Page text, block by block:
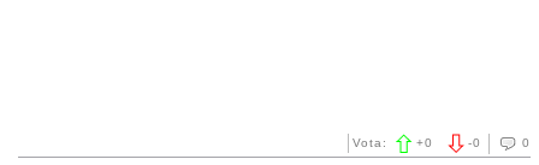
0
-0
Vota: +0